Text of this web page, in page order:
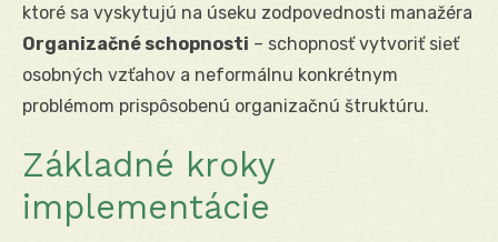
ktoré sa vyskytujú na úseku zodpovednosti manažéra
Organizačné schopnosti – schopnosť vytvoriť sieť
osobných vzťahov a neformálnu konkrétnym
problémom prispôsobenú organizačnú štruktúru.
Základné kroky
implementácie